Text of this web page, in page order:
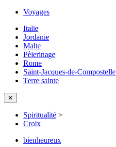
Voyages
Italie
Jordanie
Malte
Pèlerinage
Rome
Saint-Jacques-de-Compostelle
Terre sainte
✕
Spiritualité >
Croix
bienheureux